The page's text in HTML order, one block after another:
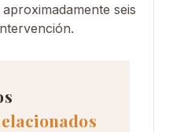
seis